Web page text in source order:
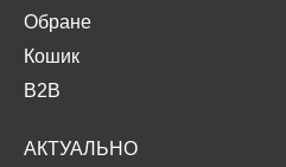
Обране
Кошик
B2B
АКТУАЛЬНО